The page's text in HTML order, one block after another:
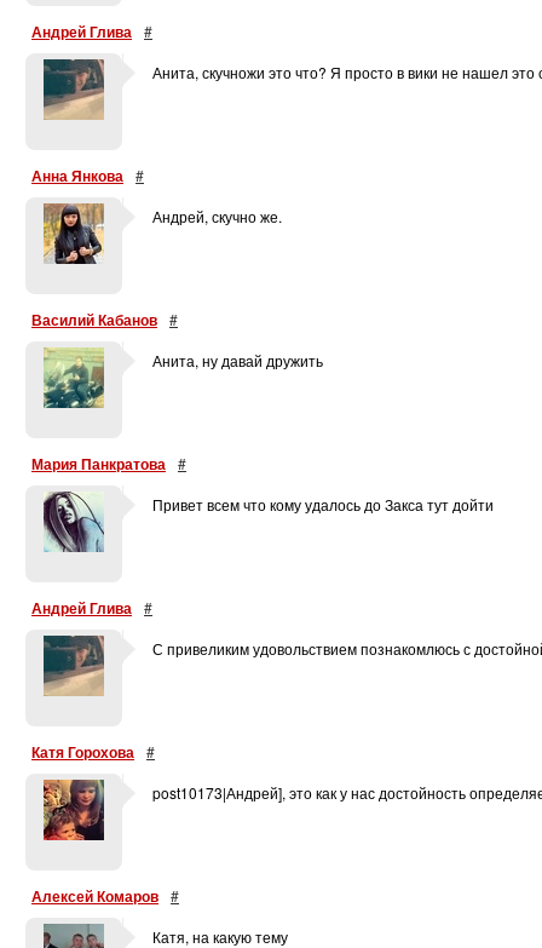
Андрей Глива #
Анита, скучножи это что? Я просто в вики не нашел это
Анна Янкова #
Андрей, скучно же.
Василий Кабанов #
Анита, ну давай дружить
Мария Панкратова #
Привет всем что кому удалось до Закса тут дойти
Андрей Глива #
С привеликим удовольствием познакомлюсь с
Катя Горохова #
post10173|Андрей], это как у нас достойность
Алексей Комаров #
Катя, на какую тему